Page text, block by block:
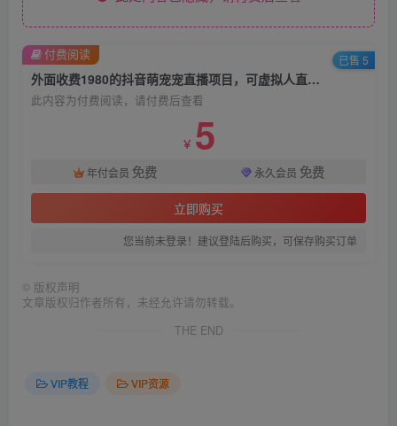
外面收费1980的抖音萌宠宠直播项目，可虚拟人直播，抖音报白，实时互动直播【软件+详细教程】
此内容为付费阅读，请付费后查看
￥ 5
年付会员 免费 永久会员 免费
立即购买
您当前未登录！建议登陆后购买，可保存购买订单
付费阅读 已售 5
© 版权声明
文章版权归作者所有，未经允许请勿转载。
THE END
VIP教程 VIP资源